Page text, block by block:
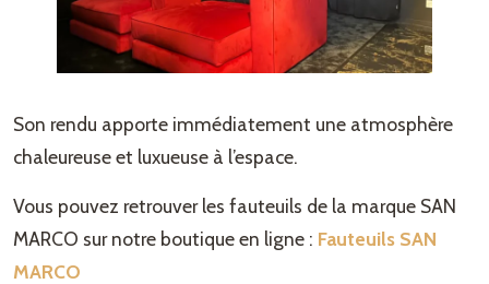
Son rendu apporte immédiatement une atmosphère
chaleureuse et luxueuse à l’espace.
Vous pouvez retrouver les fauteuils de la marque SAN
MARCO sur notre boutique en ligne : Fauteuils SAN
MARCO